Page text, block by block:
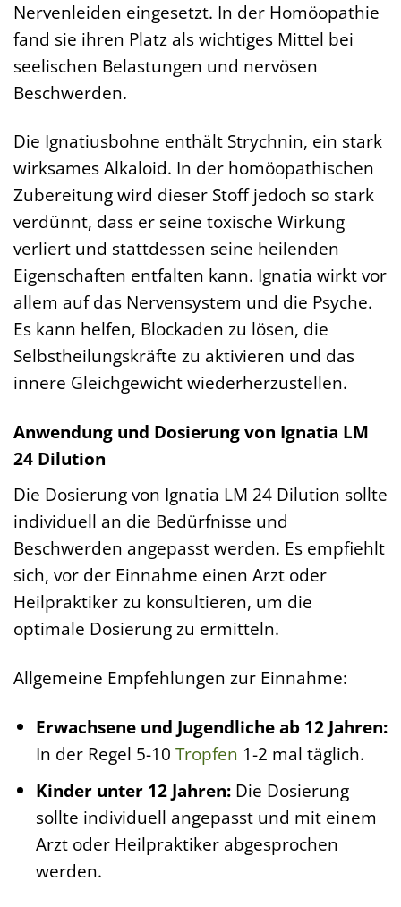
Nervenleiden eingesetzt. In der Homöopathie
fand sie ihren Platz als wichtiges Mittel bei
seelischen Belastungen und nervösen
Beschwerden.
Die Ignatiusbohne enthält Strychnin, ein stark
wirksames Alkaloid. In der homöopathischen
Zubereitung wird dieser Stoff jedoch so stark
verdünnt, dass er seine toxische Wirkung
verliert und stattdessen seine heilenden
Eigenschaften entfalten kann. Ignatia wirkt vor
allem auf das Nervensystem und die Psyche.
Es kann helfen, Blockaden zu lösen, die
Selbstheilungskräfte zu aktivieren und das
innere Gleichgewicht wiederherzustellen.
Anwendung und Dosierung von Ignatia LM
24 Dilution
Die Dosierung von Ignatia LM 24 Dilution sollte
individuell an die Bedürfnisse und
Beschwerden angepasst werden. Es empfiehlt
sich, vor der Einnahme einen Arzt oder
Heilpraktiker zu konsultieren, um die
optimale Dosierung zu ermitteln.
Allgemeine Empfehlungen zur Einnahme:
Erwachsene und Jugendliche ab 12 Jahren:
In der Regel 5-10 Tropfen 1-2 mal täglich.
Kinder unter 12 Jahren:Die Dosierung
sollte individuell angepasst und mit einem
Arzt oder Heilpraktiker abgesprochen
werden.